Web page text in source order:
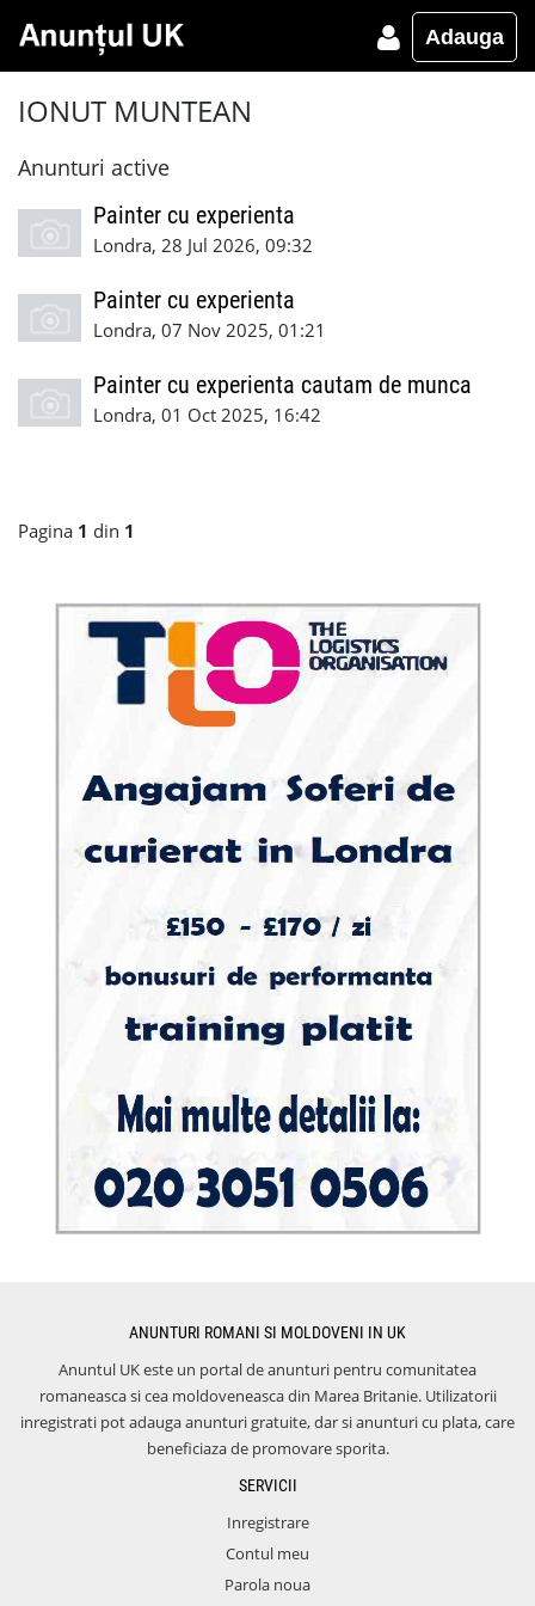
Adauga
IONUT MUNTEAN
Anunturi active
Painter cu experienta
Londra, 28 Jul 2026, 09:32
Painter cu experienta
Londra, 07 Nov 2025, 01:21
Painter cu experienta cautam de munca
Londra, 01 Oct 2025, 16:42
Pagina 1 din 1
ANUNTURI ROMANI SI MOLDOVENI IN UK
Anuntul UK este un portal de anunturi pentru comunitatea
romaneasca si cea moldoveneasca din Marea Britanie. Utilizatorii
inregistrati pot adauga anunturi gratuite, dar si anunturi cu plata, care
beneficiaza de promovare sporita.
SERVICII
Inregistrare
Contul meu
Parola noua